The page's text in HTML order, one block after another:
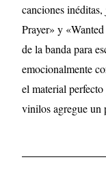
canciones
Prayer» y
de la banda para
emocionalmente
el material
vinilos agregue un